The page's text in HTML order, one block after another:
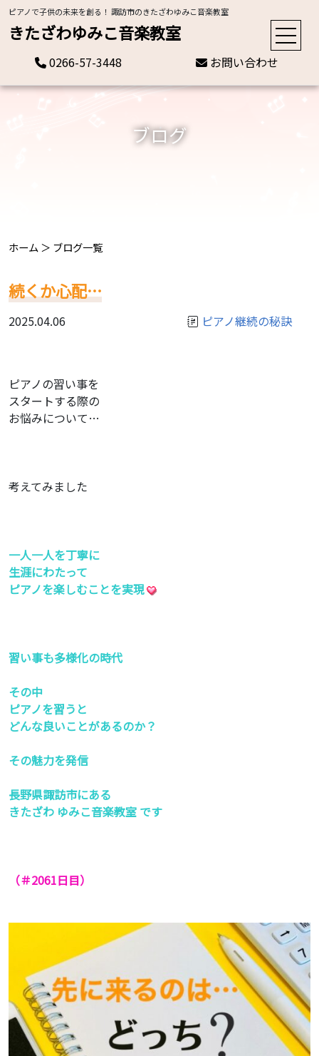
ピアノで子供の未来を創る！ 諏訪市のきたざわゆみこ音楽教室
きたざわゆみこ音楽教室
0266-57-3448 お問い合わせ
ブログ
ホーム ＞ ブログ一覧
続くか心配…
2025.04.06 ピアノ継続の秘訣
ピアノの習い事を
スタートする際の
お悩みについて…
考えてみました
一人一人を丁寧に
生涯にわたって
ピアノを楽しむことを実現
習い事も多様化の時代
その中
ピアノを習うと
どんな良いことがあるのか？
その魅力を発信
長野県諏訪市にある
きたざわ ゆみこ音楽教室 です
（＃2061日目）